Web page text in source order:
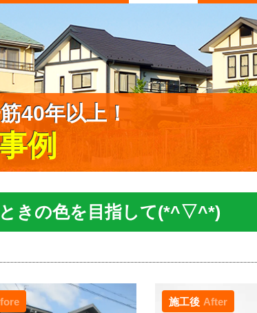
40年以上！
例
きの色を目指して(*^▽^*)
施工後 After